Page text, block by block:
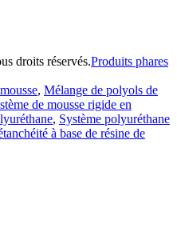
droits réservés.Produits phares
, Mélange de polyols de
de mousse rigide en
, Système polyuréthane
à base de résine de